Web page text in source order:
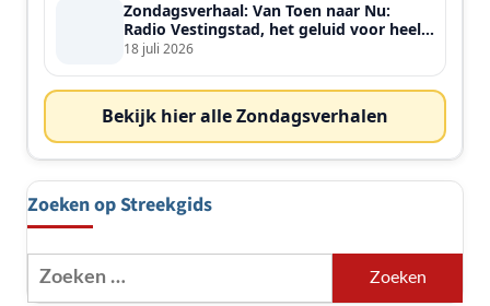
Zondagsverhaal: Van Toen naar Nu:
Radio Vestingstad, het geluid voor heel
de streek
18 juli 2026
Bekijk hier alle Zondagsverhalen
Zoeken op Streekgids
Zoeken
naar: